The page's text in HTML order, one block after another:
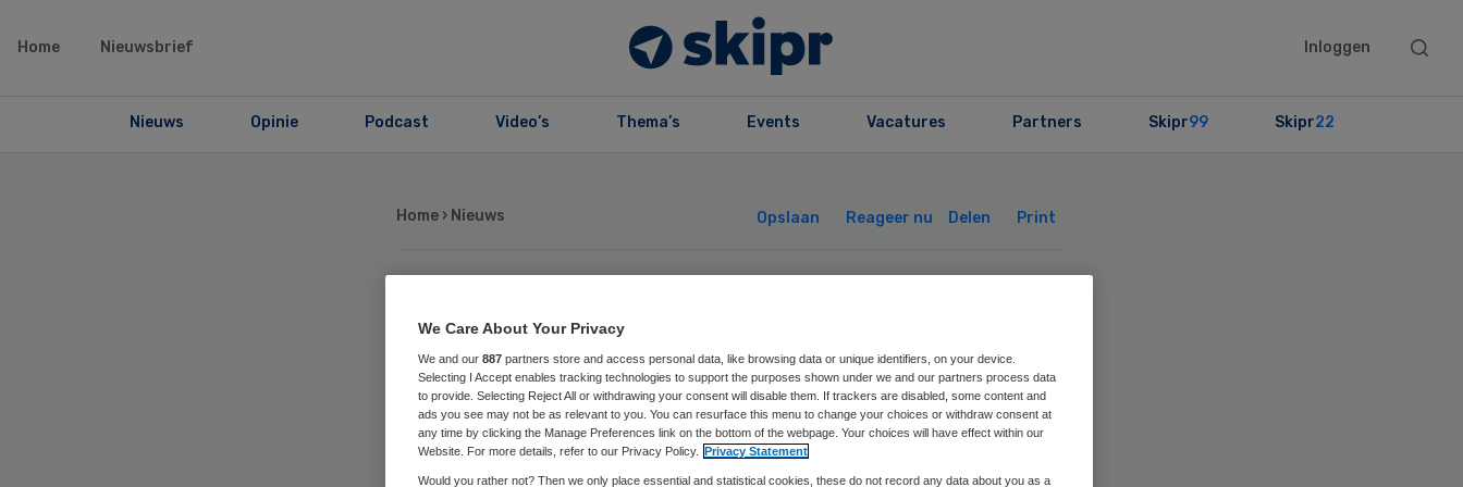
Home Nieuwsbrief Inloggen
Search
Nieuws Opinie Podcast Video’s Thema’s Events Vacatures Partners Skipr99 Skipr22
Home › Nieuws Opslaan Reageer nu Delen Print
Longfonds wil
rookvrije
schoolpleinen
We Care About Your Privacy
We and our 887 partners store and access personal data, like browsing data or unique identifiers, on your device.
Selecting I Accept enables tracking technologies to support the purposes shown under we and our partners process data
to provide. Selecting Reject All or withdrawing your consent will disable them. If trackers are disabled, some content and
ads you see may not be as relevant to you. You can resurface this menu to change your choices or withdraw consent at
any time by clicking the Manage Preferences link on the bottom of the webpage. Your choices will have effect within our
Website. For more details, refer to our Privacy Policy. Privacy Statement
Would you rather not? Then we only place essential and statistical cookies, these do not record any data about you as a